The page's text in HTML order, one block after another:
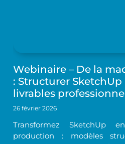
Webinaire – De la
: Structurer
livrables
26 février 2026
Transformez SketchUp
production : modèles